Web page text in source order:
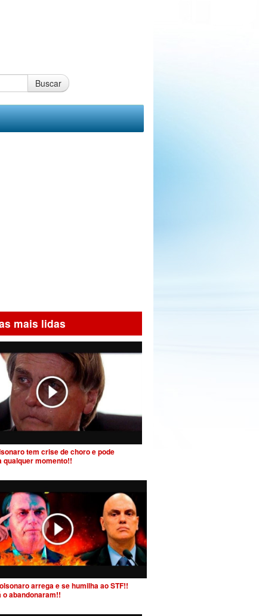
Buscar
mais lidas
tem crise de choro e pode
qualquer momento!!
arrega e se humilha ao STF!!
o abandonaram!!